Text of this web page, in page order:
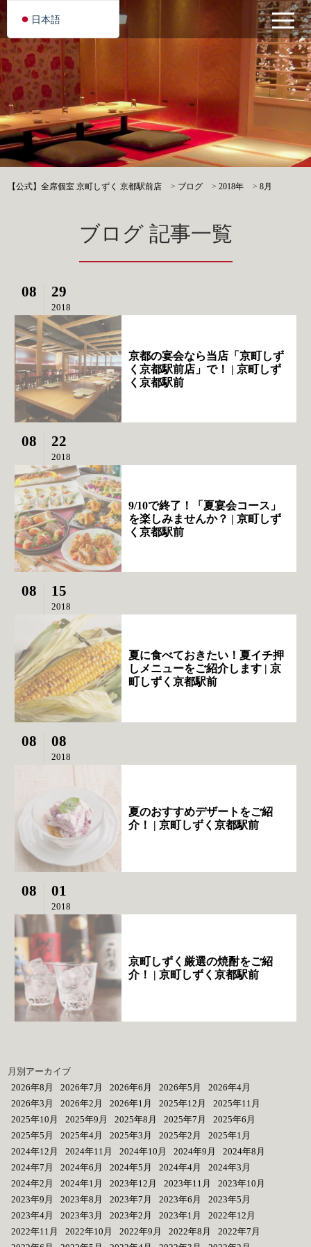
【公式】全席個室 京町しずく 京都駅前店 > ブログ >2018年 >8月
ブログ 記事一覧
08 29
2018
京都の宴会なら当店「京町しず
く京都駅前店」で！ | 京町しず
く京都駅前
08 22
2018
9/10で終了！「夏宴会コース」
を楽しみませんか？ | 京町しず
く京都駅前
08 15
2018
夏に食べておきたい！夏イチ押
しメニューをご紹介します | 京
町しずく京都駅前
08 08
2018
夏のおすすめデザートをご紹
介！ | 京町しずく京都駅前
08 01
2018
京町しずく厳選の焼酎をご紹
介！ | 京町しずく京都駅前
月別アーカイブ
2026年8月
2026年7月 2026年6月 2026年5月
2026年4月
2026年3月
2026年2月 2026年1月 2025年12月
2025年11月
2025年10月
2025年9月 2025年8月 2025年7月
2025年6月
2025年5月
2025年4月 2025年3月 2025年2月
2025年1月
2024年12月
2024年11月 2024年10月 2024年9月
2024年8月
2024年7月
2024年6月 2024年5月 2024年4月
2024年3月
2024年2月
2024年1月 2023年12月 2023年11月
2023年10月
2023年9月
2023年8月 2023年7月 2023年6月
2023年5月
2023年4月
2023年3月 2023年2月 2023年1月
2022年12月
2022年11月
2022年10月 2022年9月 2022年8月
2022年7月
日本語